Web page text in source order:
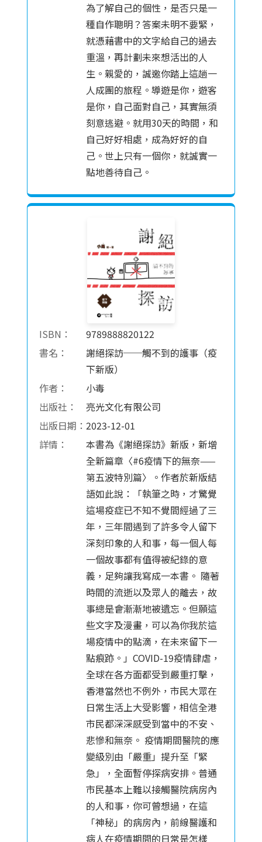
為了解自己的個性，是否只是一
種自作聰明？答案未明不要緊，
就憑藉書中的文字給自己的過去
重溫，再計劃未來想活出的人
生。親愛的，誠邀你踏上這趟一
人成團的旅程。導遊是你，遊客
是你，自己面對自己，其實無須
刻意逃避。就用30天的時間，和
自己好好相處，成為好好的自
己。世上只有一個你，就誠實一
點地善待自己。
ISBN：
9789888820122
書名：
謝絕探訪──觸不到的護事（疫
下新版）
作者：
小毒
出版社：
亮光文化有限公司
出版日期：2023-12-01
詳情：
本書為《謝絕探訪》新版，新增
全新篇章〈#6疫情下的無奈——
第五波特別篇〉。作者於新版結
語如此說：「執筆之時，才驚覺
這場疫症已不知不覺間經過了三
年，三年間遇到了許多令人留下
深刻印象的人和事，每一個人每
一個故事都有值得被紀錄的意
義，足夠讓我寫成一本書。 隨著
時間的流逝以及眾人的離去，故
事總是會漸漸地被遺忘。但願這
些文字及漫畫，可以為你我於這
場疫情中的點滴，在未來留下一
點痕跡。」COVID-19疫情肆虐，
全球在各方面都受到嚴重打擊，
香港當然也不例外，市民大眾在
日常生活上大受影響，相信全港
市民都深深感受到當中的不安、
悲慘和無奈。 疫情期間醫院的應
變級別由「嚴重」提升至「緊
急」，全面暫停探病安排。普通
市民基本上難以接觸醫院病房內
的人和事，你可曾想過，在這
「神秘」的病房內，前線醫護和
病人在疫情期間的日常是怎樣